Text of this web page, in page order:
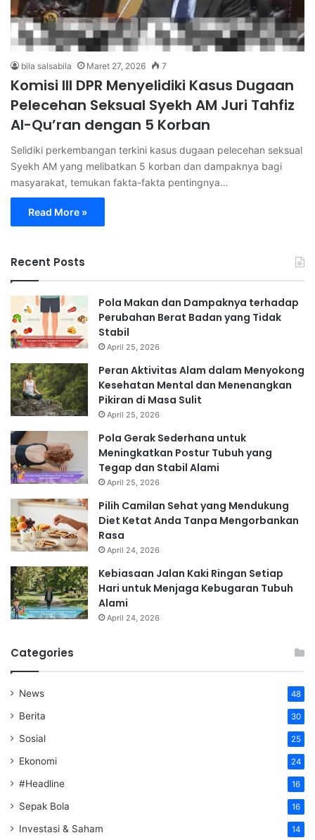
bila salsabila Maret 27, 2026 7
Komisi III DPR Menyelidiki Kasus Dugaan
Pelecehan Seksual Syekh AM Juri Tahfiz
Al-Qu’ran dengan 5 Korban
Selidiki perkembangan terkini kasus dugaan pelecehan seksual
Syekh AM yang melibatkan 5 korban dan dampaknya bagi
masyarakat, temukan fakta-fakta pentingnya…
Read More »
Recent Posts
Pola Makan dan Dampaknya terhadap
Perubahan Berat Badan yang Tidak
Stabil
April 25, 2026
Peran Aktivitas Alam dalam Menyokong
Kesehatan Mental dan Menenangkan
Pikiran di Masa Sulit
April 25, 2026
Pola Gerak Sederhana untuk
Meningkatkan Postur Tubuh yang
Tegap dan Stabil Alami
April 25, 2026
Pilih Camilan Sehat yang Mendukung
Diet Ketat Anda Tanpa Mengorbankan
Rasa
April 24, 2026
Kebiasaan Jalan Kaki Ringan Setiap
Hari untuk Menjaga Kebugaran Tubuh
Alami
April 24, 2026
Categories
News 48
Berita 30
Sosial 25
Ekonomi 24
#Headline 16
Sepak Bola 16
Investasi & Saham 14